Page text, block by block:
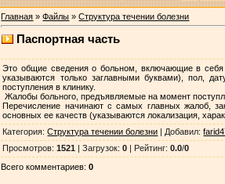
Главная »Файлы »Структура течении болезни
Паспортная часть
Это общие сведения о больном, включающие в себя
указываются только заглавными буквами), пол,
поступления в клинику.
Жалобы больного, предъявляемые на момент
Перечисление начинают с самых главных жалоб,
основных ее качеств (указываются локализация,
Категория:Структура течении болезни | Добавил:
Просмотров:1521 |Загрузок:0 | Рейтинг:0.0/0
Всего комментариев:0